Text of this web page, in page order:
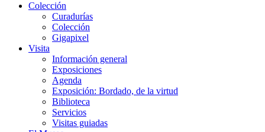
Colección
Curadurías
Colección
Gigapixel
Visita
Información general
Exposiciones
Agenda
Exposición: Bordado, de la virtud
Biblioteca
Servicios
Visitas guiadas